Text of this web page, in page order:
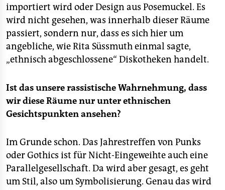
importiert wird oder Design aus Posemuckel. Es
wird nicht gesehen, was innerhalb dieser Räume
passiert, sondern nur, dass es sich hier um
angebliche, wie Rita Süssmuth einmal sagte,
„ethnisch abgeschlossene“ Diskotheken handelt.
Ist das unsere rassistische Wahrnehmung, dass
wir diese Räume nur unter ethnischen
Gesichtspunkten ansehen?
Im Grunde schon. Das Jahrestreffen von Punks
oder Gothics ist für Nicht-Eingeweihte auch eine
Parallelgesellschaft. Da wird aber gesagt, es geht
um Stil, also um Symbolisierung. Genau das wird